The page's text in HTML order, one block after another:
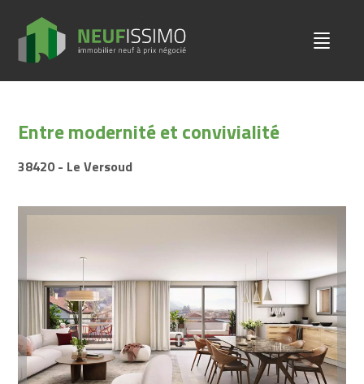
Entre modernité et convivialité
38420 - Le Versoud